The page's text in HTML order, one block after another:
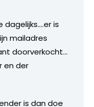
dagelijks….er is
mailadres
doorverkocht…
en der
is dan doe